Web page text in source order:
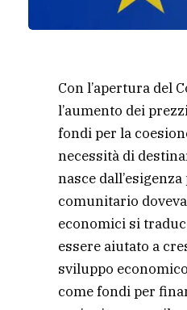
Con l’apertura del
l’aumento dei
fondi per la
necessità di
nasce
comunitario
economici si
essere aiutato a
sviluppo
come fondi per